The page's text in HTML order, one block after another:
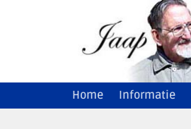
Home Informatie